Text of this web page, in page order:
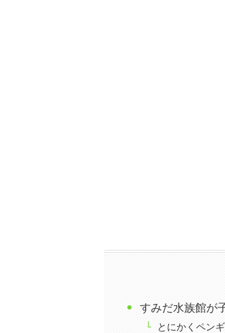
すみだ水族館が
とにかくペン